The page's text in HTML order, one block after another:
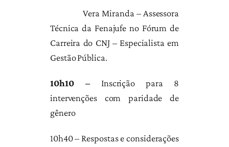
Vera Miranda – Assessora
Técnica da Fenajufe no Fórum de
Carreira do CNJ – Especialista em
Gestão Pública.
10h10 – Inscrição para 8
intervenções com paridade de
gênero
10h40 – Respostas e considerações